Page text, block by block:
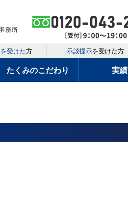
受けた方 示談提示を受けた方
たくみのこだわり 実績